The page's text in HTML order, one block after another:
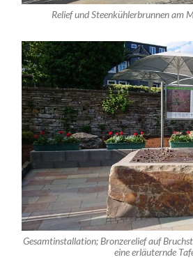
Relief und Steenkühlerbrunnen am
Gesamtinstallation; Bronzerelief auf
eine erläuternde